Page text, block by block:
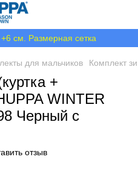
см. Размерная сетка
для мальчиков Комплект
+
WINTER
Черный с
отзыв